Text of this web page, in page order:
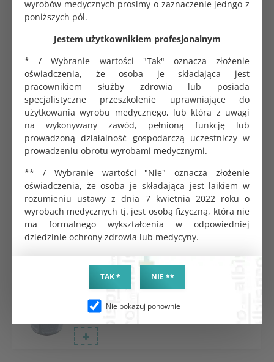
wyrobów medycznych prosimy o zaznaczenie jedngo z
poniższych pól.
Jestem użytkownikiem profesjonalnym
* / Wybranie wartości "Tak" oznacza złożenie
oświadczenia, że osoba je składająca jest
pracownikiem służby zdrowia lub posiada
specjalistyczne przeszkolenie uprawniające do
użytkowania wyrobu medycznego, lub która z uwagi
na wykonywany zawód, pełnioną funkcję lub
prowadzoną działalność gospodarczą uczestniczy w
prowadzeniu obrotu wyrobami medycznymi.
** / Wybranie wartości "Nie" oznacza złożenie
oświadczenia, że osoba je składająca jest laikiem w
rozumieniu ustawy z dnia 7 kwietnia 2022 roku o
wyrobach medycznych tj. jest osobą fizyczną, która nie
ma formalnego wykształcenia w odpowiedniej
dziedzinie ochrony zdrowia lub medycyny.
TAK * NIE **
Nie pokazuj ponownie
0.42 zł
Rękaw papierowo-foliowy do sterylizacji 200m
szeroki 20cm
233.70 zł
Rękaw papierowo-foliowy do sterylizacji 200m
szeroki 7,5cm
Koperta do sterylizacji samoprzylepna 14x26cm
Saltec
0.50 zł
1,5kg
273.40 zł